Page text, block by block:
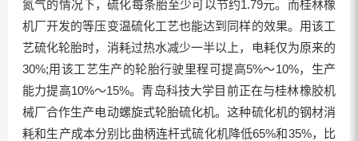
氮气的情况下，硫化每条胎至少可以节约1.79元。而桂林橡
机厂开发的等压变温硫化工艺也能达到同样的效果。用该工
艺硫化轮胎时，消耗过热水减少一半以上，电耗仅为原来的
30%;用该工艺生产的轮胎行驶里程可提高5%～10%，生产
能力提高10%～15%。青岛科技大学目前正在与桂林橡胶机
械厂合作生产电动螺旋式轮胎硫化机。这种硫化机的钢材消
耗和生产成本分别比曲柄连杆式硫化机降低65%和35%，比